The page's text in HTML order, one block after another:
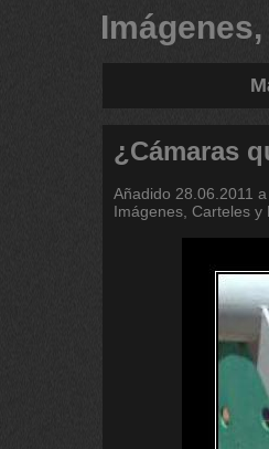
¿Cámaras
Añadido 28.06.2011
Imágenes, Carteles y